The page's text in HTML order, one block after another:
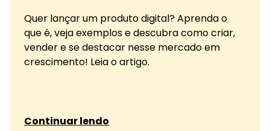
Quer lançar um produto digital? Aprenda o
que é, veja exemplos e descubra como criar,
vender e se destacar nesse mercado em
crescimento! Leia o artigo.
Continuar lendo